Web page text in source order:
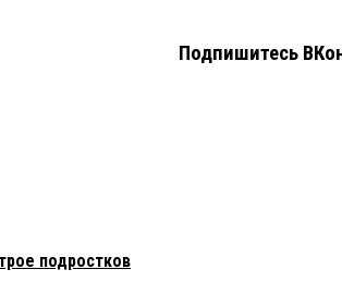
подростков
Подпишитесь